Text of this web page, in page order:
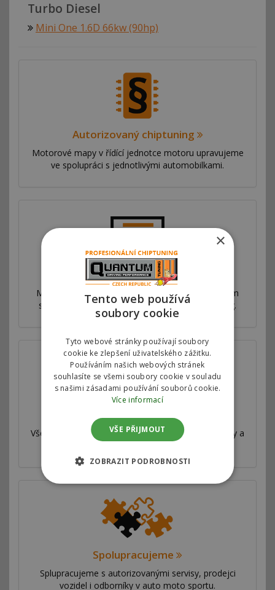
Turbo Diesel
Mini One 1.6D 66kw (90hp)
Autorizovaný chiptuning
Motorové mapy v řídící jednotce motoru upravujeme
ve spolupráci s jednotlivými automobilkami.
Proč jsme nejlepší
Máme síť poboček ve více než 53 zemích po celém
světě. Nabízíme výhradní autorizovaný chiptuning.
Válcová zkušebna
Všechny naše úpravy jsou velmi důkladně testovány a
měřeny na profesionální válcové zkušebně.
Spolupracujeme
Splupracujeme s autorizovanými servisy, prodejci
vozidel i odborníky v auto moto sportu.
×
Tento web používá
soubory cookie
Tyto webové stránky používají soubory
cookie ke zlepšení uživatelského zážitku.
Používáním našich webových stránek
souhlasíte se všemi soubory cookie v souladu
s našimi zásadami používání souborů cookie.
Více informací
VŠE PŘIJMOUT
ZOBRAZIT PODROBNOSTI